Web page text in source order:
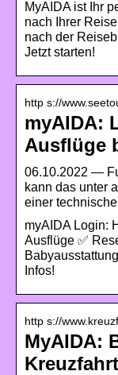
MyAIDA ist Ihr
nach Ihrer
nach der
Jetzt starten!
http s://
myAIDA:
Ausflüge
06.10.2022 —
kann das unter
einer
myAIDA Login:
Ausflüge ✅
Infos!
http s://
MyAIDA: